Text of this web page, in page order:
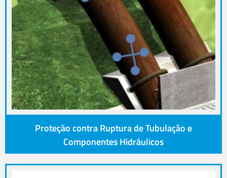
Proteção contra Ruptura de Tubulação e
Componentes Hidráulicos